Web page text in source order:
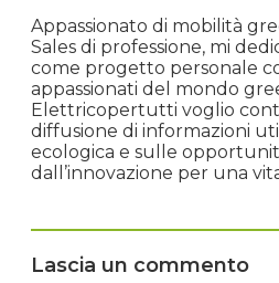
Appassionato di mobilità
Sales di professione, mi
come progetto personale
appassionati del mondo
Elettricopertutti voglio
diffusione di informazioni
ecologica e sulle
dall’innovazione per una
Lascia un commento